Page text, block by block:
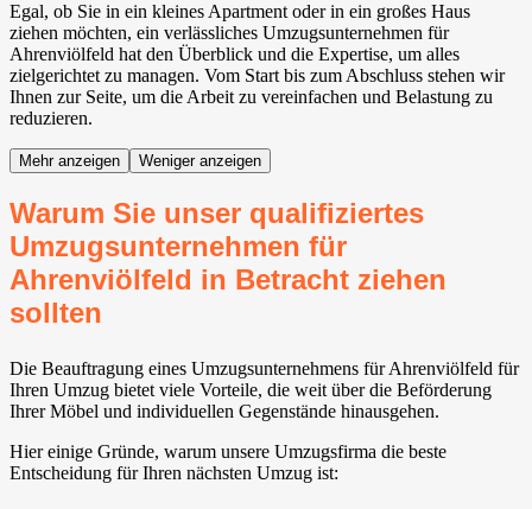
Egal, ob Sie in ein kleines Apartment oder in ein großes Haus
ziehen möchten, ein verlässliches Umzugsunternehmen für
Ahrenviölfeld hat den Überblick und die Expertise, um alles
zielgerichtet zu managen. Vom Start bis zum Abschluss stehen wir
Ihnen zur Seite, um die Arbeit zu vereinfachen und Belastung zu
reduzieren.
Mehr anzeigen Weniger anzeigen
Warum Sie unser qualifiziertes
Umzugsunternehmen für
Ahrenviölfeld in Betracht ziehen
sollten
Die Beauftragung eines Umzugsunternehmens für Ahrenviölfeld für
Ihren Umzug bietet viele Vorteile, die weit über die Beförderung
Ihrer Möbel und individuellen Gegenstände hinausgehen.
Hier einige Gründe, warum unsere Umzugsfirma die beste
Entscheidung für Ihren nächsten Umzug ist: